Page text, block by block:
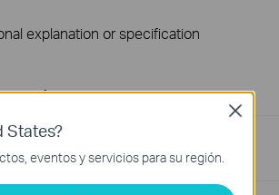
explanation or specification
about Unmanaged Switch
352238 views
States?
eventos y servicios para su región.
Close